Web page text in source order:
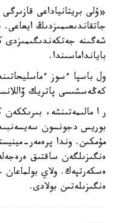
«ۇلى بريتانياداعى
جاتقاندىعىمىزدىڭ ايعاعى.
شەگىنە
بايانداماسىندا.
ول باسپا ءسوز
كەڭەسشىسى پاتريك
ر ا مالىمەتىنشە،
بوريس دجونسون
مۇمكىن. وندا پرەمەر-
ەنگىزىلگەن ساقتىق
ەسكەرتپەك. ولاي بولماعان
ەنگىزىلەتىن بولادى.